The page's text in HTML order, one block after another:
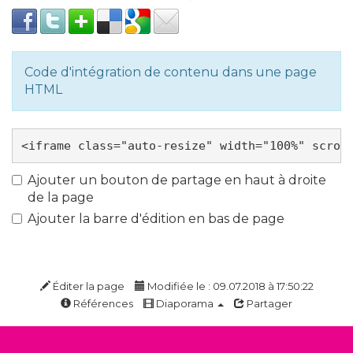
Code d'intégration de contenu dans une page
HTML
Ajouter un bouton de partage en haut à droite
de la page
Ajouter la barre d'édition en bas de page
Éditer la page
Modifiée le : 09.07.2018 à 17:50:22
Références
Diaporama Partager